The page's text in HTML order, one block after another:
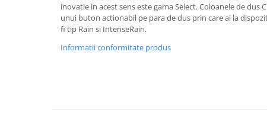
Dulapuri baie
inovatie in acest sens este gama Select. Coloanele de dus
unui buton actionabil pe para de dus prin care ai la
fi tip Rain si IntenseRain.
Informatii conformitate produs